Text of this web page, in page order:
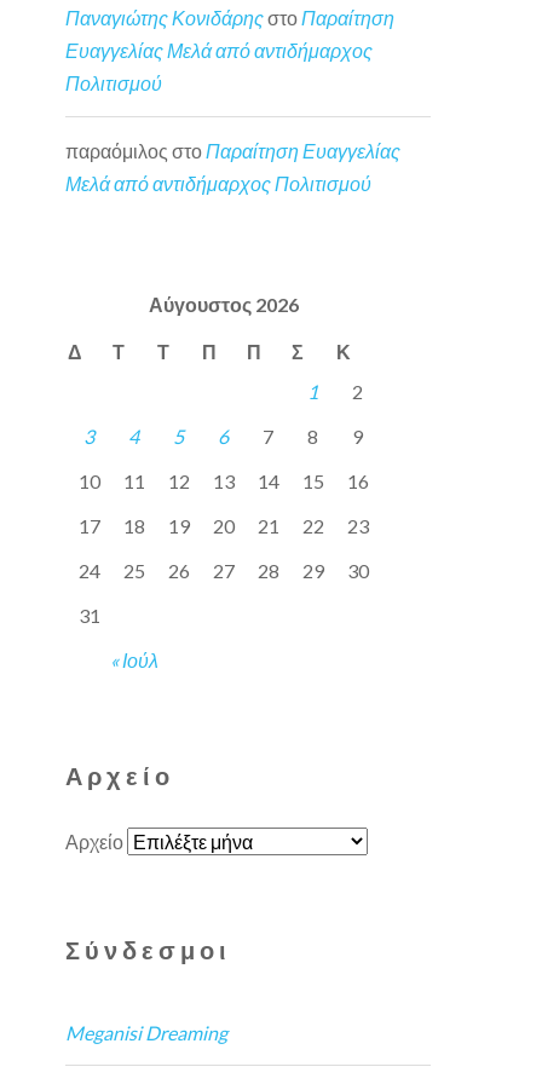
Παναγιώτης ΚονιδάρηςστοΠαραίτηση
Ευαγγελίας Μελά από αντιδήμαρχος
Πολιτισμού
παραόμιλος στο Παραίτηση Ευαγγελίας
Μελά από αντιδήμαρχος Πολιτισμού
Αύγουστος 2026
Δ Τ Τ Π Π Σ Κ
« Ιούλ
1
2
3
4 5 6 7 8
9
10
11 12 13 14 15
16
17
18 19 20 21 22
23
24
25 26 27 28 29
30
31
Αρχείο
Αρχείο
Σύνδεσμοι
Meganisi Dreaming